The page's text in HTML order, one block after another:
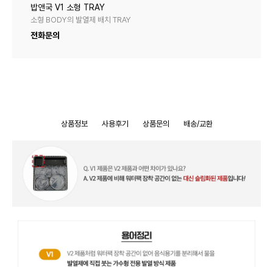
밥앤국 V1 소형 TRAY
소형 BODY의 발열제 배치 TRAY
전화문의
상품정보 사용후기 상품문의 배송/교환